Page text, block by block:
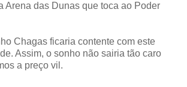
Arena das Dunas que toca ao Poder
Chagas ficaria contente com este
Assim, o sonho não sairia tão caro
a preço vil.